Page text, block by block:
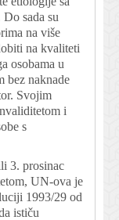
sada su
na više
na kvaliteti
osobama u
bez naknade
Svojim
i
s
3. prosinac
UN-ova je
1993/29 od
ističu